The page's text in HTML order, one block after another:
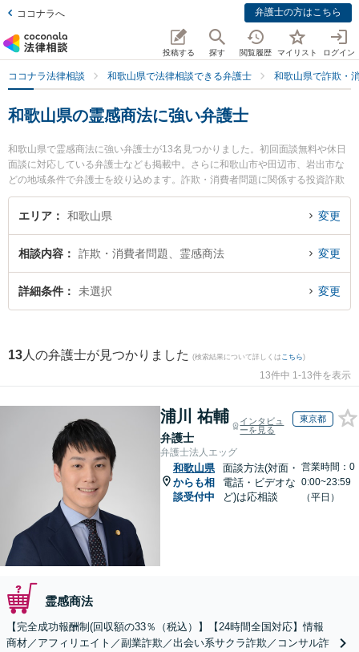
ココナラへ 弁護士の方はこちら
投稿する 探す 閲覧履歴 マイリスト ログイン
ココナラ法律相談 和歌山県で法律相談できる弁護士 和歌山県で詐欺・
和歌山県の霊感商法に強い弁護士
和歌山県で霊感商法に強い弁護士が13名見つかりました。初回面談無料や休日
面談に対応している弁護士なども掲載中。さらに和歌山市や田辺市、岩出市な
どの地域条件で弁護士を絞り込めます。詐欺・消費者問題に関係する投資詐欺
や副業詐欺、FX詐欺等の細かな分野での絞り込み検索もでき便利です。特に佐
藤生空法律事務所の佐藤 生空弁護士や廣谷法律事務所の廣谷 行敏弁護士、三浦
すぐに弁護士に相談したい』『霊感商法のトラブル解決の実績豊富な近くの弁
護士を検索したい』『初回相談無料で霊感商法を法律相談できる和歌山県内の
弁護士に相談予約したい』などでお困りの相談者さんにおすすめです。
エリア 和歌山県 変更
相談内容 詐欺・消費者問題、霊感商法 変更
詳細条件 未選択 変更
13 人の弁護士が見つかりました (検索結果について詳しくは こちら)
13件中 1-13件を表示
浦川 祐輔
弁護士
インタビュ
ーを見る
東京都
弁護士法人エッグ
和歌山県
からも相
談受付中
面談方法(対面・
電話・ビデオな
ど)は応相談
営業時間：0
0:00~23:59
（平日）
霊感商法
【完全成功報酬制(回収額の33％（税込）】【24時間全国対応】情報
商材／アフィリエイト／副業詐欺／出会い系サクラ詐欺／コンサル詐